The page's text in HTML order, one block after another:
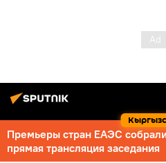
Премьеры стран ЕАЭС
прямая трансляция заседания